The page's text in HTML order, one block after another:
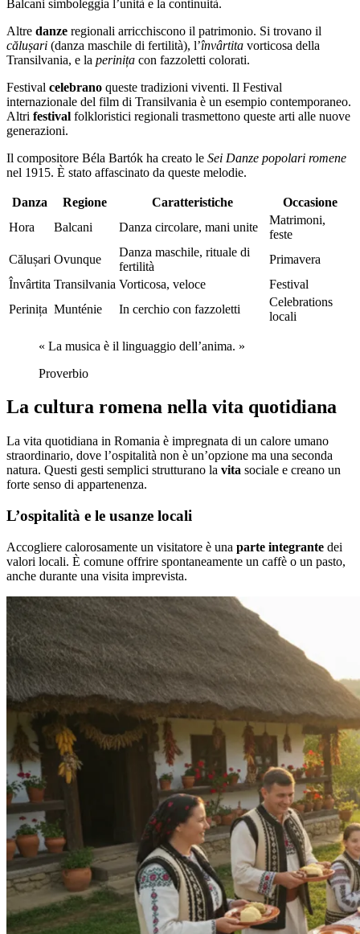
Balcani simboleggia l’unità e la continuità.
Altre danze regionali arricchiscono il patrimonio. Si trovano il
călușari (danza maschile di fertilità), l’învârtita vorticosa della
Transilvania, e la perinița con fazzoletti colorati.
Festival celebrano queste tradizioni viventi. Il Festival
internazionale del film di Transilvania è un esempio contemporaneo.
Altri festival folkloristici regionali trasmettono queste arti alle nuove
generazioni.
Il compositore Béla Bartók ha creato le Sei Danze popolari romene
nel 1915. È stato affascinato da queste melodie.
Danza Regione Caratteristiche
Occasione
Hora
Balcani Danza circolare, mani unite
Matrimoni,
feste
Călușari Ovunque
Danza maschile, rituale di
fertilità
Primavera
Învârtita Transilvania Vorticosa, veloce
Festival
Perinița Munténie In cerchio con fazzoletti
Celebrations
locali
« La musica è il linguaggio dell’anima. »
Proverbio
La cultura romena nella vita quotidiana
La vita quotidiana in Romania è impregnata di un calore umano
straordinario, dove l’ospitalità non è un’opzione ma una seconda
natura. Questi gesti semplici strutturano la vita sociale e creano un
forte senso di appartenenza.
L’ospitalità e le usanze locali
Accogliere calorosamente un visitatore è una parte integrante dei
valori locali. È comune offrire spontaneamente un caffè o un pasto,
anche durante una visita imprevista.